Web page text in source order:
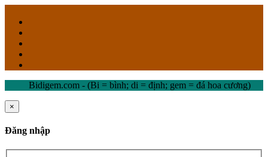
Bidigem.com - (Bi = bình; di = định; gem = đá hoa cương)
×
Đăng nhập